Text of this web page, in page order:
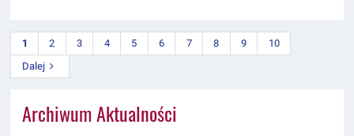
1 2 3 4 5 6 7 8 9
10
Dalej
Archiwum Aktualności